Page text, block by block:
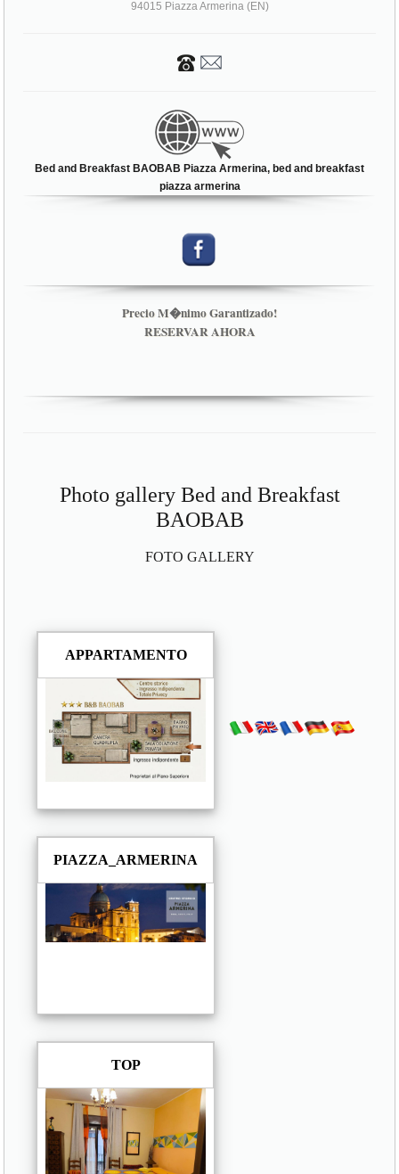
94015 Piazza Armerina (EN)
Bed and Breakfast BAOBAB Piazza Armerina, bed and breakfast
piazza armerina
Precio M�nimo Garantizado!
RESERVAR AHORA
Photo gallery Bed and Breakfast
BAOBAB
FOTO GALLERY
APPARTAMENTO
PIAZZA_ARMERINA
TOP